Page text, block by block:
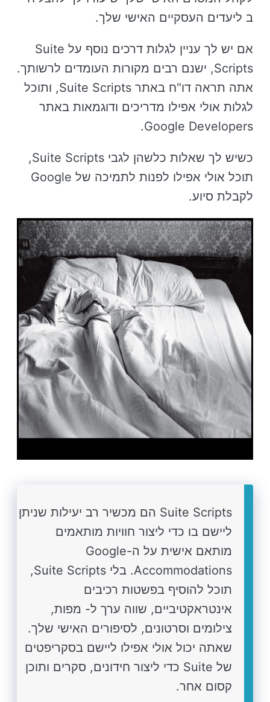
ב ליעדים העסקיים האישי שלך.
אם יש לך עניין לגלות דרכים נוסף על Suite
Scripts, ישנם רבים מקורות העומדים לרשותך.
אתה תראה דו"ח באתר Suite Scripts, ותוכל
לגלות אולי אפילו מדריכים ודוגמאות באתר
Google Developers.
כשיש לך שאלות כלשהן לגבי Suite Scripts,
תוכל אולי אפילו לפנות לתמיכה של Google
לקבלת סיוע.
Suite Scripts הם מכשיר רב יעילות שניתן
ליישם בו כדי ליצור חוויות מותאמים
מותאם אישית על ה-Google
Accommodations. בלי Suite Scripts,
תוכל להוסיף בפשטות רכיבים
אינטראקטיביים, שווה ערך ל- מפות,
צילומים וסרטונים, לסיפורים האישי שלך.
שאתה יכול אולי אפילו ליישם בסקריפטים
של Suite כדי ליצור חידונים, סקרים ותוכן
קסום אחר.